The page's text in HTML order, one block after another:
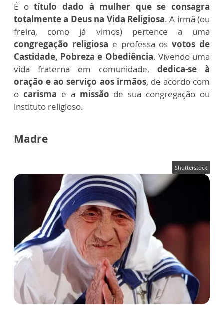
É otítulo dado à mulher que se consagra
totalmente a Deus na Vida Religiosa. A irmã (ou
freira, como já vimos) pertence a uma
congregação religiosa e professa os votos de
Castidade, Pobreza e Obediência. Vivendo uma
vida fraterna em comunidade, dedica-se à
oração e ao serviço aos irmãos, de acordo com
o carisma e a missão de sua congregação ou
instituto religioso.
Madre
Shutterstock